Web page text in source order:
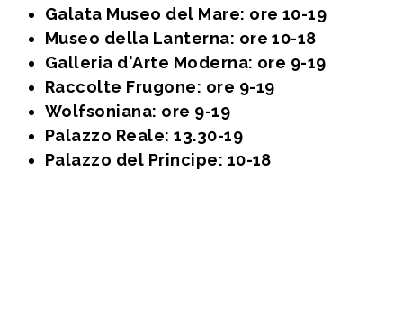
Galata Museo del Mare: ore 10-19
Museo della Lanterna: ore 10-18
Galleria d'Arte Moderna: ore 9-19
Raccolte Frugone: ore 9-19
Wolfsoniana: ore 9-19
Palazzo Reale: 13.30-19
Palazzo del Principe: 10-18